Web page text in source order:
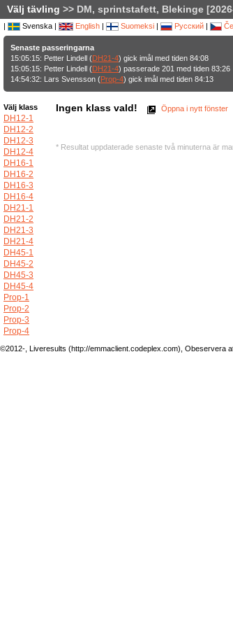
Välj tävling >> DM, sprintstafett, Blekinge
| Svenska | English | Suomeksi | Русский |
Senaste passeringarna
15:05:15: Petter Lindell (DH21-4) gick imål med tiden 84:08
15:05:15: Petter Lindell (DH21-4) passerade 201 med tiden 83:26
14:54:32: Lars Svensson (Prop-4) gick imål med tiden 84:13
Välj klass
DH12-1
DH12-2
DH12-3
DH12-4
DH16-1
DH16-2
DH16-3
DH16-4
DH21-1
DH21-2
DH21-3
DH21-4
DH45-1
DH45-2
DH45-3
DH45-4
Prop-1
Prop-2
Prop-3
Prop-4
Ingen klass vald! Öppna i nytt fönster
* Resultat uppdaterade senaste två minuterna är
©2012-, Liveresults (http://emmaclient.codeplex.com), Obeservera